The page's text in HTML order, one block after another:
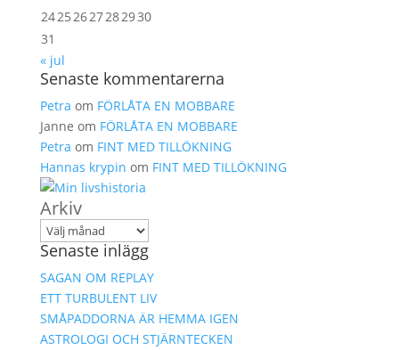
24252627282930
31
« jul
Senaste kommentarerna
Petra om FÖRLÅTA EN MOBBARE
Janne om FÖRLÅTA EN MOBBARE
Petra om FINT MED TILLÖKNING
Hannas krypin om FINT MED TILLÖKNING
Arkiv
Senaste inlägg
SAGAN OM REPLAY
ETT TURBULENT LIV
SMÅPADDORNA ÄR HEMMA IGEN
ASTROLOGI OCH STJÄRNTECKEN